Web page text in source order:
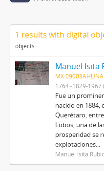
1 results with digital
objects
Manuel Isita
MX
1764~1829-
Fue un
nacido en 1884,
Querétaro,
Lobos, una de
prosperidad se
explotaciones...
Manuel Isita